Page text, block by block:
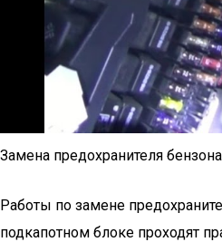
Замена предохранителя
Работы по замене
подкапотном блоке проходят